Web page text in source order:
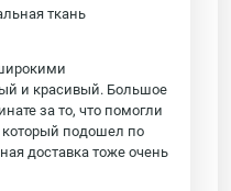
ткань
и красивый. Большое
за то, что помогли
который подошел по
доставка тоже очень